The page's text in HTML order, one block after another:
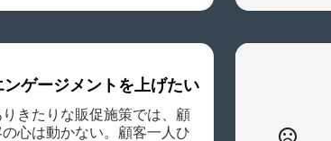
ンゲージメントを上げたい
りきたりな販促施策では、顧
の心は動かない。顧客一人ひ